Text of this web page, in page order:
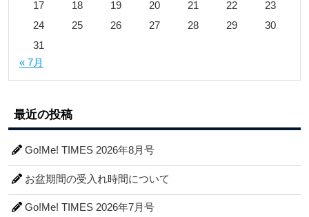
17
18 19 20 21 22
23
24
25 26 27 28 29
30
31
« 7月
最近の投稿
Go!Me! TIMES 2026年8月号
お盆期間の受入れ時間について
Go!Me! TIMES 2026年7月号